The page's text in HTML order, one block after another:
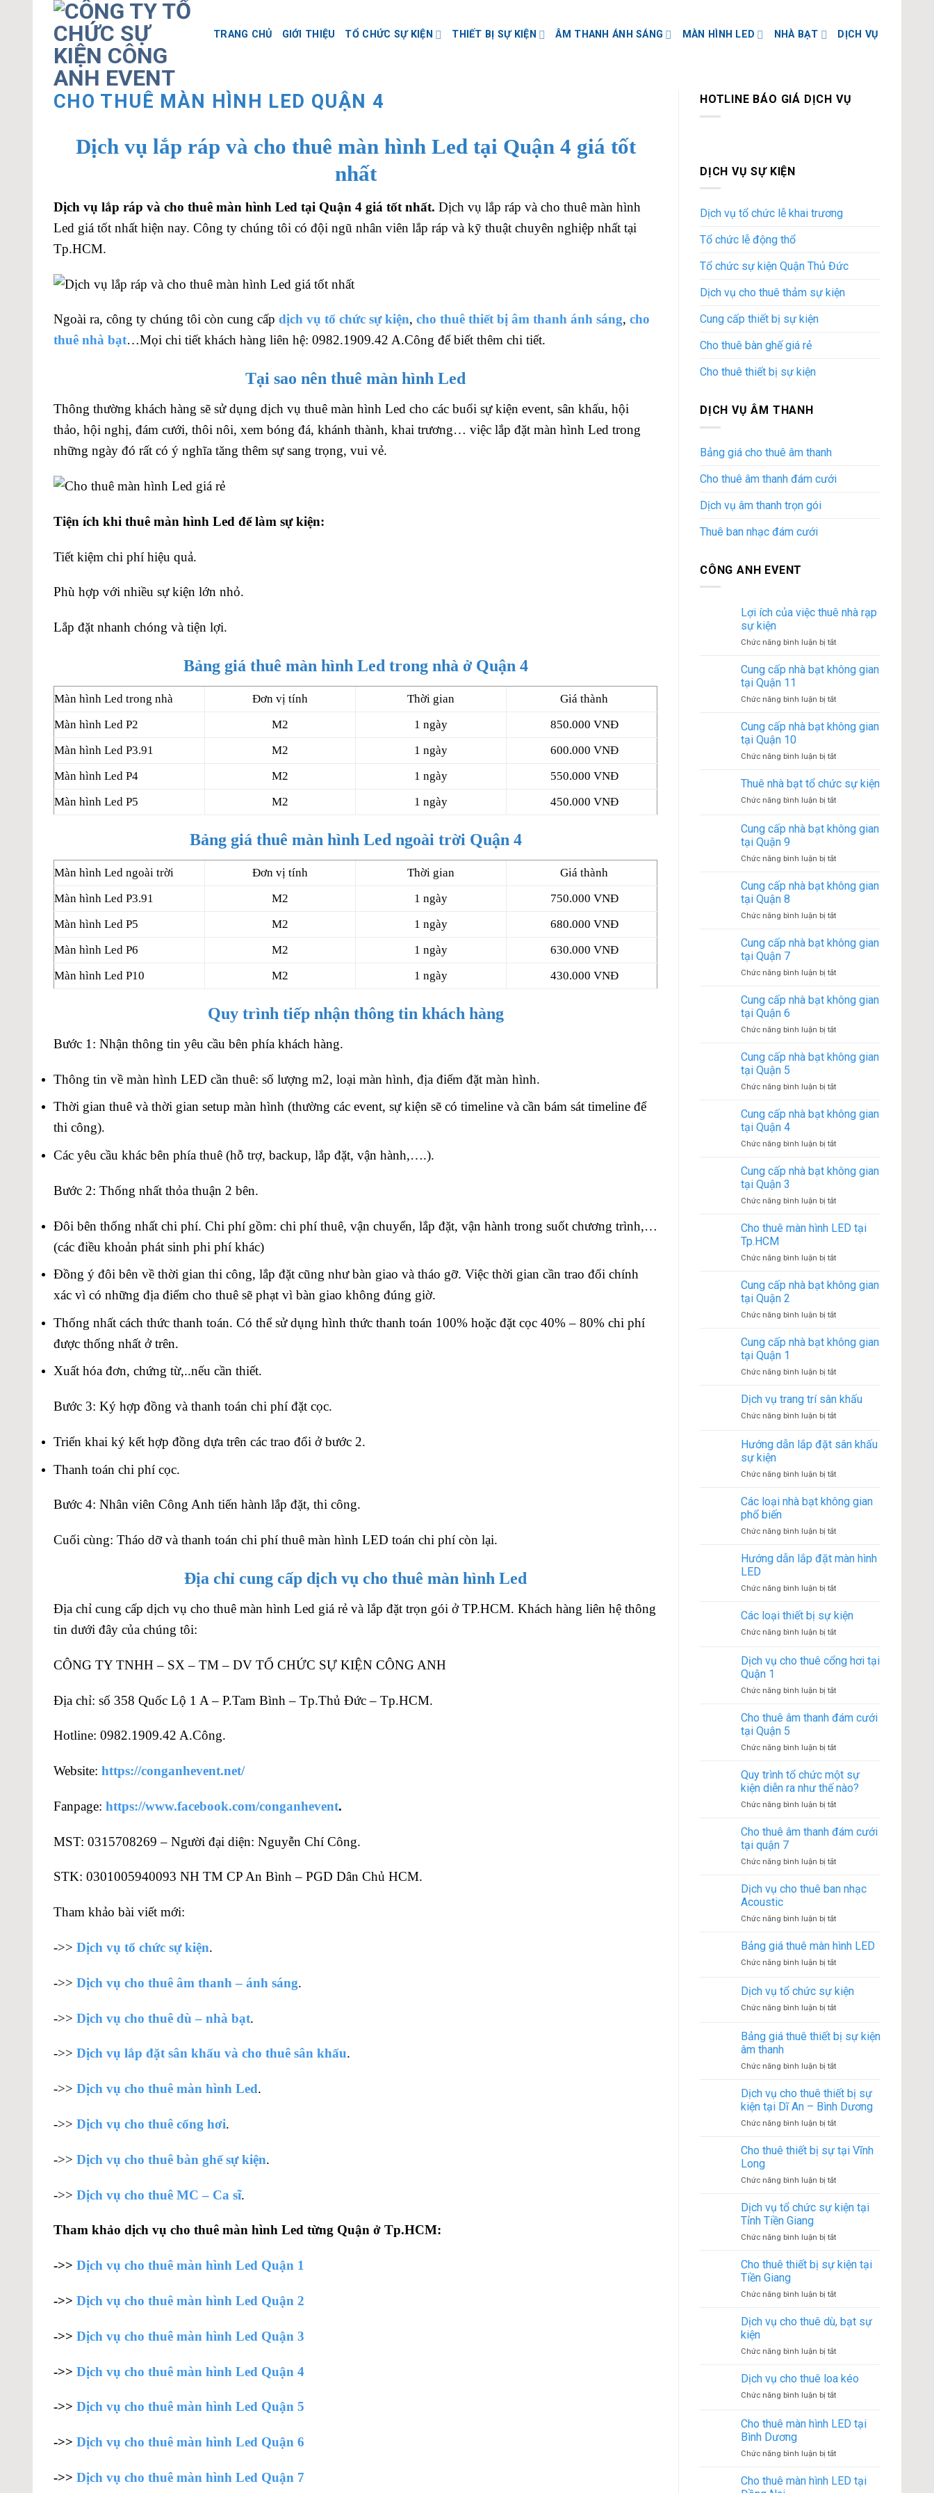
content
TRANG CHỦ GIỚI THIỆU TỔ CHỨC SỰ KIỆN THIẾT BỊ SỰ KIỆN ÂM THANH ÁNH SÁNG MÀN HÌNH LED NHÀ BẠT DỊCH VỤ
CHO THUÊ MÀN HÌNH LED QUẬN 4
Dịch vụ lắp ráp và cho thuê màn hình Led tại Quận 4 giá tốt
nhất
Dịch vụ lắp ráp và cho thuê màn hình Led tại Quận 4 giá tốt nhất. Dịch vụ lắp ráp và cho thuê màn hình
Led giá tốt nhất hiện nay. Công ty chúng tôi có đội ngũ nhân viên lắp ráp và kỹ thuật chuyên nghiệp nhất tại
Tp.HCM.
Ngoài ra, công ty chúng tôi còn cung cấp dịch vụ tổ chức sự kiện, cho thuê thiết bị âm thanh ánh sáng, cho
thuê nhà bạt…Mọi chi tiết khách hàng liên hệ: 0982.1909.42 A.Công để biết thêm chi tiết.
Tại sao nên thuê màn hình Led
Thông thường khách hàng sẽ sử dụng dịch vụ thuê màn hình Led cho các buổi sự kiện event, sân khấu, hội
thảo, hội nghị, đám cưới, thôi nôi, xem bóng đá, khánh thành, khai trương… việc lắp đặt màn hình Led trong
những ngày đó rất có ý nghĩa tăng thêm sự sang trọng, vui vẻ.
Tiện ích khi thuê màn hình Led để làm sự kiện:
Tiết kiệm chi phí hiệu quả.
Phù hợp với nhiều sự kiện lớn nhỏ.
Lắp đặt nhanh chóng và tiện lợi.
Bảng giá thuê màn hình Led trong nhà ở Quận 4
Màn hình Led trong nhà Đơn vị tính Thời gian
Giá thành
Màn hình Led P2
M2 1 ngày
850.000 VNĐ
Màn hình Led P3.91
M2 1 ngày
600.000 VNĐ
Màn hình Led P4
M2 1 ngày
550.000 VNĐ
Màn hình Led P5
M2 1 ngày 450.000 VNĐ
Bảng giá thuê màn hình Led ngoài trời Quận 4
Màn hình Led ngoài trời Đơn vị tính Thời gian
Giá thành
Màn hình Led P3.91
M2 1 ngày
750.000 VNĐ
Màn hình Led P5
M2 1 ngày
680.000 VNĐ
Màn hình Led P6
M2 1 ngày
630.000 VNĐ
Màn hình Led P10
M2 1 ngày 430.000 VNĐ
Quy trình tiếp nhận thông tin khách hàng
Bước 1: Nhận thông tin yêu cầu bên phía khách hàng.
Thông tin về màn hình LED cần thuê: số lượng m2, loại màn hình, địa điểm đặt màn hình.
Thời gian thuê và thời gian setup màn hình (thường các event, sự kiện sẽ có timeline và cần bám sát timeline để
thi công).
Các yêu cầu khác bên phía thuê (hỗ trợ, backup, lắp đặt, vận hành,….).
Bước 2: Thống nhất thỏa thuận 2 bên.
Đôi bên thống nhất chi phí. Chi phí gồm: chi phí thuê, vận chuyển, lắp đặt, vận hành trong suốt chương trình,…
(các điều khoản phát sinh phi phí khác)
Đồng ý đôi bên về thời gian thi công, lắp đặt cũng như bàn giao và tháo gỡ. Việc thời gian cần trao đổi chính
xác vì có những địa điểm cho thuê sẽ phạt vì bàn giao không đúng giờ.
Thống nhất cách thức thanh toán. Có thể sử dụng hình thức thanh toán 100% hoặc đặt cọc 40% – 80% chi phí
được thống nhất ở trên.
Xuất hóa đơn, chứng từ,..nếu cần thiết.
Bước 3: Ký hợp đồng và thanh toán chi phí đặt cọc.
Triển khai ký kết hợp đồng dựa trên các trao đổi ở bước 2.
Thanh toán chi phí cọc.
Bước 4: Nhân viên Công Anh tiến hành lắp đặt, thi công.
Cuối cùng: Tháo dỡ và thanh toán chi phí thuê màn hình LED toán chi phí còn lại.
Địa chỉ cung cấp dịch vụ cho thuê màn hình Led
Địa chỉ cung cấp dịch vụ cho thuê màn hình Led giá rẻ và lắp đặt trọn gói ở TP.HCM. Khách hàng liên hệ thông
tin dưới đây của chúng tôi:
CÔNG TY TNHH – SX – TM – DV TỔ CHỨC SỰ KIỆN CÔNG ANH
Địa chỉ: số 358 Quốc Lộ 1 A – P.Tam Bình – Tp.Thủ Đức – Tp.HCM.
Hotline: 0982.1909.42 A.Công.
Website: https://conganhevent.net/
Fanpage: https://www.facebook.com/conganhevent.
MST: 0315708269 – Người đại diện: Nguyễn Chí Công.
STK: 0301005940093 NH TM CP An Bình – PGD Dân Chủ HCM.
Tham khảo bài viết mới:
->> Dịch vụ tổ chức sự kiện.
->> Dịch vụ cho thuê âm thanh – ánh sáng.
->> Dịch vụ cho thuê dù – nhà bạt.
->> Dịch vụ lắp đặt sân khấu và cho thuê sân khấu.
->> Dịch vụ cho thuê màn hình Led.
->> Dịch vụ cho thuê cổng hơi.
->> Dịch vụ cho thuê bàn ghế sự kiện.
->> Dịch vụ cho thuê MC – Ca sĩ.
Tham khảo dịch vụ cho thuê màn hình Led từng Quận ở Tp.HCM:
->> Dịch vụ cho thuê màn hình Led Quận 1
->> Dịch vụ cho thuê màn hình Led Quận 2
->> Dịch vụ cho thuê màn hình Led Quận 3
->> Dịch vụ cho thuê màn hình Led Quận 4
->> Dịch vụ cho thuê màn hình Led Quận 5
->> Dịch vụ cho thuê màn hình Led Quận 6
->> Dịch vụ cho thuê màn hình Led Quận 7
HOTLINE BÁO GIÁ DỊCH VỤ
DỊCH VỤ SỰ KIỆN
Dịch vụ tổ chức lễ khai trương
Tổ chức lễ động thổ
Tổ chức sự kiện Quận Thủ Đức
Dịch vụ cho thuê thảm sự kiện
Cung cấp thiết bị sự kiện
Cho thuê bàn ghế giá rẻ
Cho thuê thiết bị sự kiện
DỊCH VỤ ÂM THANH
Bảng giá cho thuê âm thanh
Cho thuê âm thanh đám cưới
Dịch vụ âm thanh trọn gói
Thuê ban nhạc đám cưới
CÔNG ANH EVENT
Lợi ích của việc thuê nhà rạp
sự kiện
Chức năng bình luận bị tắtở
ích
thuê
rạp
Cung cấp nhà bạt không gian
tại Quận 11
Chức năng bình luận bị tắtở
cấp
không
tại
11
Cung cấp nhà bạt không gian
tại Quận 10
Chức năng bình luận bị tắtở
cấp
bạt
gian
10
Thuê nhà bạt tổ chức sự kiện
Chức năng bình luận bị tắtở
nhà
bạt
chức
kiện
Cung cấp nhà bạt không gian
tại Quận 9
Chức năng bình luận bị tắtở
cấp
không
tại
Cung cấp nhà bạt không gian
tại Quận 8
Chức năng bình luận bị tắtở
cấp
không
tại
Cung cấp nhà bạt không gian
tại Quận 7
Chức năng bình luận bị tắtở
cấp
không
tại
Cung cấp nhà bạt không gian
tại Quận 6
Chức năng bình luận bị tắtở
cấp
không
tại
Cung cấp nhà bạt không gian
tại Quận 5
Chức năng bình luận bị tắtở
cấp
không
tại
Cung cấp nhà bạt không gian
tại Quận 4
Chức năng bình luận bị tắtở
cấp
không
tại
Cung cấp nhà bạt không gian
tại Quận 3
Chức năng bình luận bị tắtở
cấp
không
tại
Cho thuê màn hình LED tại
Tp.HCM
Chức năng bình luận bị tắtở
thuê
màn
LED
Tp.HCM
Cung cấp nhà bạt không gian
tại Quận 2
Chức năng bình luận bị tắtở
cấp
không
tại
2
Cung cấp nhà bạt không gian
tại Quận 1
Chức năng bình luận bị tắtở
cấp
bạt
gian
1
Dịch vụ trang trí sân khấu
Chức năng bình luận bị tắtở
vụ
trang
sân
Hướng dẫn lắp đặt sân khấu
sự kiện
Chức năng bình luận bị tắtở
dẫn
lắp
sân
sự
Các loại nhà bạt không gian
phổ biến
Chức năng bình luận bị tắtở
loại
không
phổ
Hướng dẫn lắp đặt màn hình
LED
Chức năng bình luận bị tắtở
dẫn
lắp
đặt
hình
Các loại thiết bị sự kiện
Chức năng bình luận bị tắtở
thiết
sự
Dịch vụ cho thuê cổng hơi tại
Quận 1
Chức năng bình luận bị tắtở
vụ
cổng
tại
Quận
Cho thuê âm thanh đám cưới
tại Quận 5
Chức năng bình luận bị tắtở
thuê
âm
thanh
đám
tại
Quy trình tổ chức một sự
kiện diễn ra như thế nào?
Chức năng bình luận bị tắtở
trình
một
kiện
như
nào?
Cho thuê âm thanh đám cưới
tại quận 7
Chức năng bình luận bị tắtở
thuê
đám
tại
7
Dịch vụ cho thuê ban nhạc
Acoustic
Chức năng bình luận bị tắtở
vụ
thuê
nhạc
Bảng giá thuê màn hình LED
Chức năng bình luận bị tắtở
giá
thuê
màn
LED
Dịch vụ tổ chức sự kiện
Chức năng bình luận bị tắtở
vụ
tổ
sự
Bảng giá thuê thiết bị sự kiện
âm thanh
Chức năng bình luận bị tắtở
giá
thuê
thiết
bị
kiện
Dịch vụ cho thuê thiết bị sự
kiện tại Dĩ An – Bình Dương
Chức năng bình luận bị tắtở
vụ
cho
thiết
sự
Dĩ
–
Cho thuê thiết bị sự tại Vĩnh
Long
Chức năng bình luận bị tắtở
thuê
thiết
sự
Vĩnh
Dịch vụ tổ chức sự kiện tại
Tỉnh Tiền Giang
Chức năng bình luận bị tắtở
vụ
sự
tại
Giang
Cho thuê thiết bị sự kiện tại
Tiền Giang
Chức năng bình luận bị tắtở
thuê
thiết
sự
tại
Giang
Dịch vụ cho thuê dù, bạt sự
kiện
Chức năng bình luận bị tắtở
vụ
thuê
bạt
Dịch vụ cho thuê loa kéo
Chức năng bình luận bị tắtở
vụ
cho
loa
Cho thuê màn hình LED tại
Bình Dương
Chức năng bình luận bị tắtở
thuê
Cho thuê màn hình LED tại